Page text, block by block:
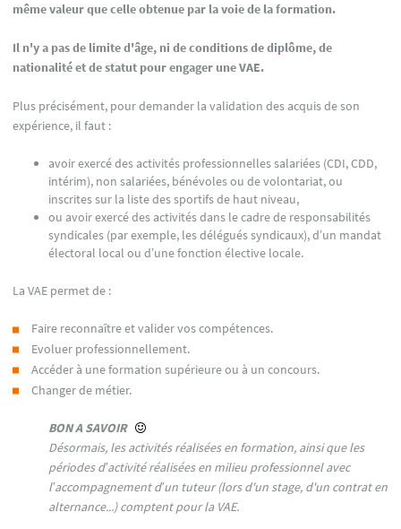
même valeur que celle obtenue par la voie de la formation.
Il n'y a pas de limite d'âge, ni de conditions de diplôme, de
nationalité et de statut pour engager une VAE.
Plus précisément, pour demander la validation des acquis de son
expérience, il faut :
avoir exercé des activités professionnelles salariées (CDI, CDD,
intérim), non salariées, bénévoles ou de volontariat, ou
inscrites sur la liste des sportifs de haut niveau,
ou avoir exercé des activités dans le cadre de responsabilités
syndicales (par exemple, les délégués syndicaux), d’un mandat
électoral local ou d’une fonction élective locale.
La VAE permet de :
Faire reconnaître et valider vos compétences.
Evoluer professionnellement.
Accéder à une formation supérieure ou à un concours.
Changer de métier.
BON A SAVOIR
Désormais, les activités réalisées en formation, ainsi que les
périodes d’activité réalisées en milieu professionnel avec
l’accompagnement d’un tuteur (lors d'un stage, d'un contrat en
alternance...) comptent pour la VAE.